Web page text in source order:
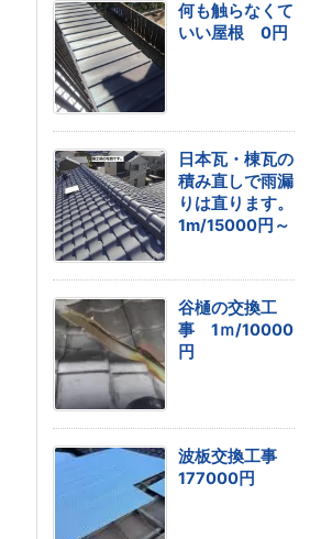
何も触らなくて
いい屋根 0円
日本瓦・棟瓦の
積み直しで雨漏
りは直ります。
1m/15000円～
谷樋の交換工
事 1ｍ/10000
円
波板交換工事
177000円